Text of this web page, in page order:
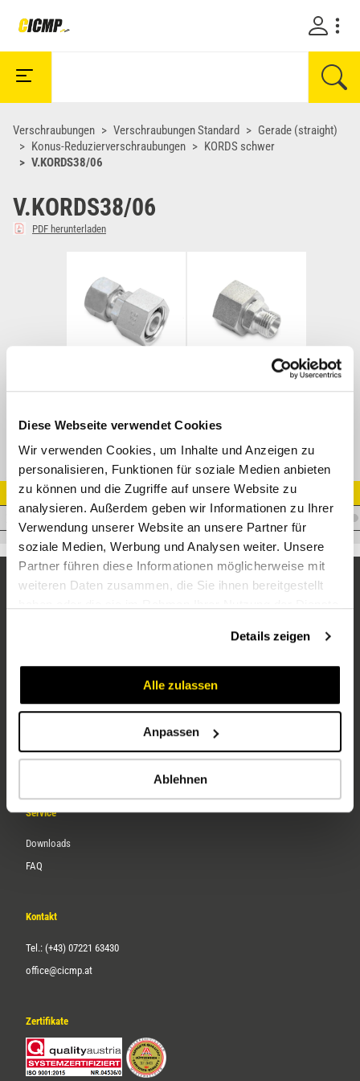
Diese Webseite verwendet Cookies
Wir verwenden Cookies, um Inhalte und Anzeigen zu
personalisieren, Funktionen für soziale Medien anbieten
zu können und die Zugriffe auf unsere Website zu
analysieren. Außerdem geben wir Informationen zu Ihrer
Verwendung unserer Website an unsere Partner für
soziale Medien, Werbung und Analysen weiter. Unsere
Partner führen diese Informationen möglicherweise mit
weiteren Daten zusammen, die Sie ihnen bereitgestellt
Details zeigen
Alle zulassen
Anpassen
Ablehnen
Verschraubungen Verschraubungen Standard
Gerade (straight)
Konus-Reduzierverschraubungen
KORDS schwer
V.KORDS38/06
V.KORDS38/06
PDF herunterladen
RED Konus-Reduzierverschraubung
Artikel Nr.
V.KORDS38/06
Unternehmen
Karriere
Service
Downloads
FAQ
Kontakt
Tel.: (+43) 07221 63430
office@cicmp.at
Zertifikate